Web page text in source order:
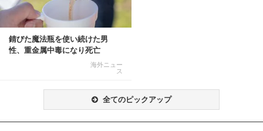
錆びた魔法瓶を使い続けた男
性、重金属中毒になり死亡
海外ニュー
ス
全てのピックアップ